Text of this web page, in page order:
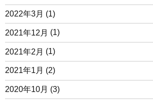
2022年3月 (1)
2021年12月 (1)
2021年2月 (1)
2021年1月 (2)
2020年10月 (3)